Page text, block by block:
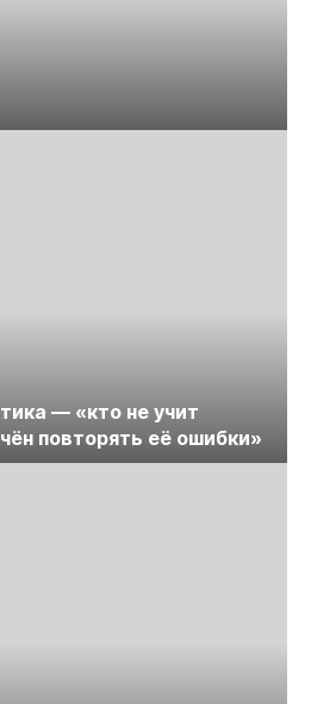
— «кто не учит
повторять её ошибки»